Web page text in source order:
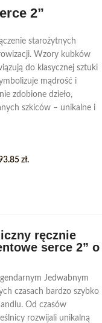
2”
starożytnych
Wzory kubków
do klasycznej sztuki
mądrość i
zdobione dzieło,
szkiców – unikalne i
zł.
ręcznie
serce 2” o
Jedwabnym
czasach bardzo szybko
Od czasów
rozwijali unikalną